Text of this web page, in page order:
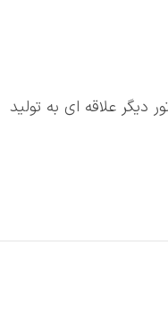
علاقه ای به تولید